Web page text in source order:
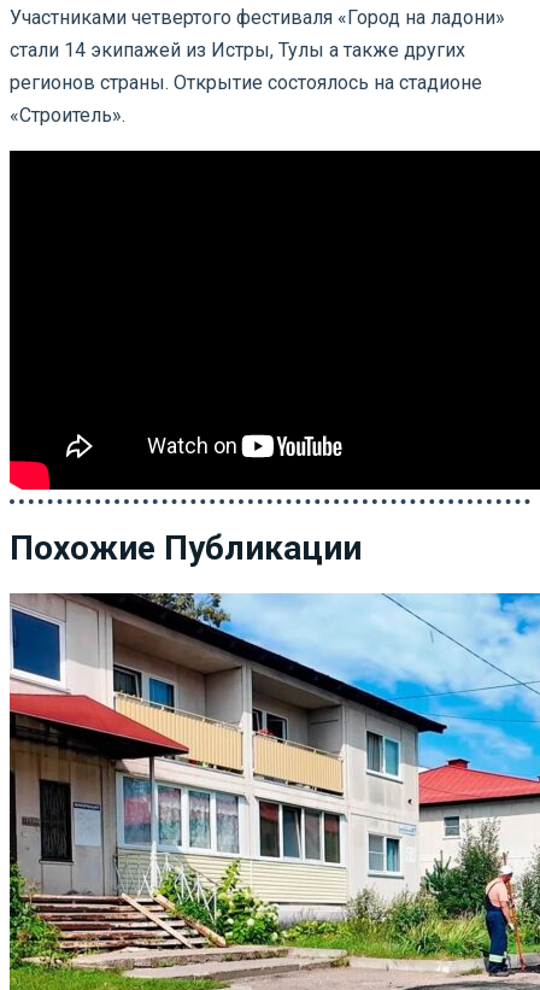
Участниками четвертого фестиваля «Город на ладони»
стали 14 экипажей из Истры, Тулы а также других
регионов страны. Открытие состоялось на стадионе
«Строитель».
Похожие Публикации